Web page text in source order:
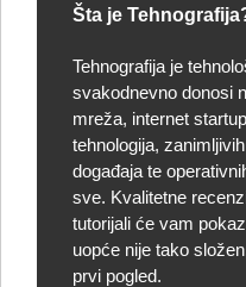
Šta je
Tehnografija je
svakodnevno donosi
mreža, internet
tehnologija,
događaja te
sve. Kvalitetne
tutorijali će vam
uopće nije tako
prvi pogled.